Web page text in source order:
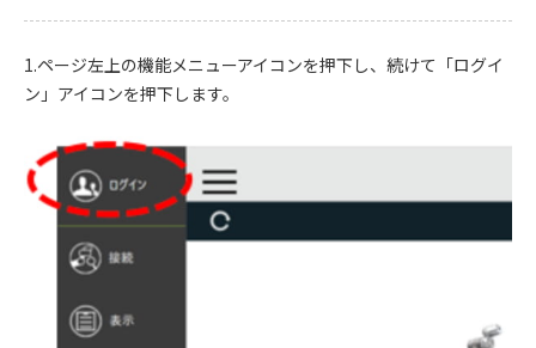
1.ページ左上の機能メニューアイコンを押下し、続けて「ログイ
ン」アイコンを押下します。